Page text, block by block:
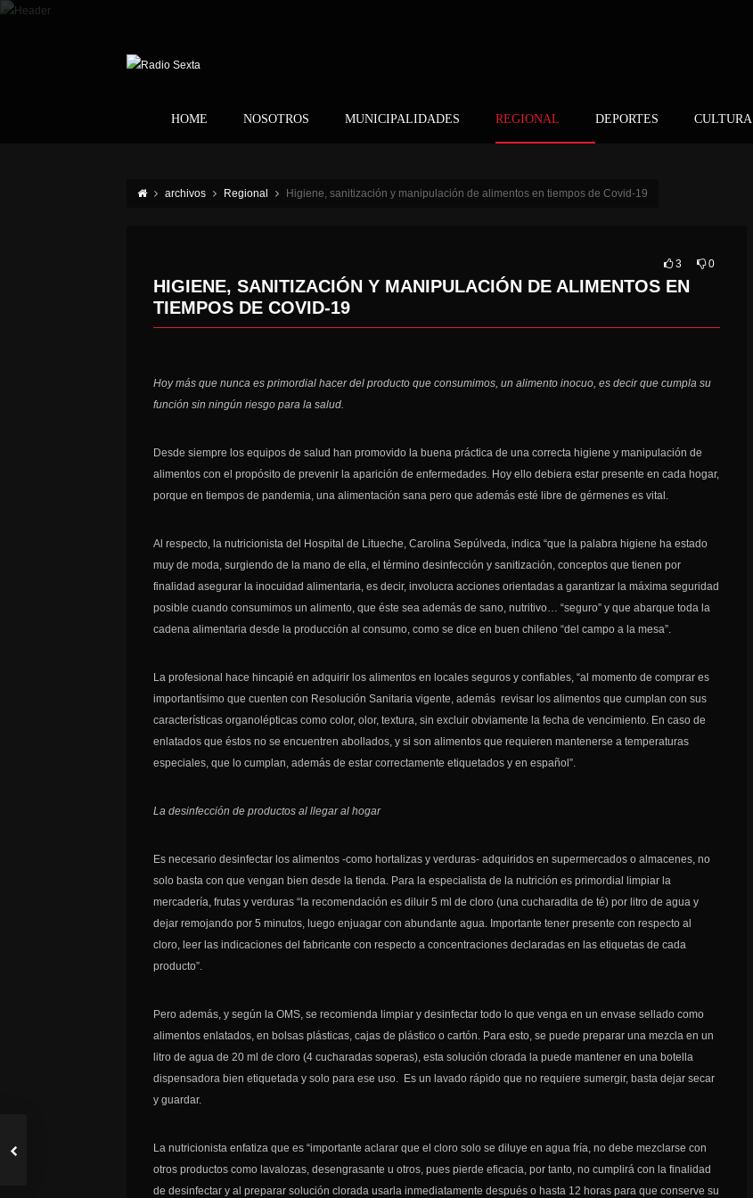
HOME NOSOTROS MUNICIPALIDADES REGIONAL DEPORTES CULTURA
archivos Regional Higiene, sanitización y manipulación de alimentos en tiempos de Covid-19
3 0
HIGIENE, SANITIZACIÓN Y MANIPULACIÓN DE ALIMENTOS EN
TIEMPOS DE COVID-19
Hoy más que nunca es primordial hacer del producto que consumimos, un alimento inocuo, es decir que cumpla su
función sin ningún riesgo para la salud.
Desde siempre los equipos de salud han promovido la buena práctica de una correcta higiene y manipulación de
alimentos con el propósito de prevenir la aparición de enfermedades. Hoy ello debiera estar presente en cada hogar,
porque en tiempos de pandemia, una alimentación sana pero que además esté libre de gérmenes es vital.
Al respecto, la nutricionista del Hospital de Litueche, Carolina Sepúlveda, indica “que la palabra higiene ha estado
muy de moda, surgiendo de la mano de ella, el término desinfección y sanitización, conceptos que tienen por
finalidad asegurar la inocuidad alimentaria, es decir, involucra acciones orientadas a garantizar la máxima seguridad
posible cuando consumimos un alimento, que éste sea además de sano, nutritivo… “seguro” y que abarque toda la
cadena alimentaria desde la producción al consumo, como se dice en buen chileno “del campo a la mesa”.
La profesional hace hincapié en adquirir los alimentos en locales seguros y confiables, “al momento de comprar es
importantísimo que cuenten con Resolución Sanitaria vigente, además revisar los alimentos que cumplan con sus
características organolépticas como color, olor, textura, sin excluir obviamente la fecha de vencimiento. En caso de
enlatados que éstos no se encuentren abollados, y si son alimentos que requieren mantenerse a temperaturas
especiales, que lo cumplan, además de estar correctamente etiquetados y en español”.
La desinfección de productos al llegar al hogar
Es necesario desinfectar los alimentos -como hortalizas y verduras- adquiridos en supermercados o almacenes, no
solo basta con que vengan bien desde la tienda. Para la especialista de la nutrición es primordial limpiar la
mercadería, frutas y verduras “la recomendación es diluir 5 ml de cloro (una cucharadita de té) por litro de agua y
dejar remojando por 5 minutos, luego enjuagar con abundante agua. Importante tener presente con respecto al
cloro, leer las indicaciones del fabricante con respecto a concentraciones declaradas en las etiquetas de cada
producto”.
Pero además, y según la OMS, se recomienda limpiar y desinfectar todo lo que venga en un envase sellado como
alimentos enlatados, en bolsas plásticas, cajas de plástico o cartón. Para esto, se puede preparar una mezcla en un
litro de agua de 20 ml de cloro (4 cucharadas soperas), esta solución clorada la puede mantener en una botella
dispensadora bien etiquetada y solo para ese uso. Es un lavado rápido que no requiere sumergir, basta dejar secar
y guardar.
La nutricionista enfatiza que es “importante aclarar que el cloro solo se diluye en agua fría, no debe mezclarse con
otros productos como lavalozas, desengrasante u otros, pues pierde eficacia, por tanto, no cumplirá con la finalidad
de desinfectar y al preparar solución clorada usarla inmediatamente después o hasta 12 horas para que conserve su